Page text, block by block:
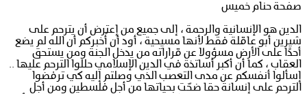
صفحة حنام خميس
الدين هو الإنسانية والرحمة ، إلى جميع من إعترض أن يترحم على
شيرين أبو عاقلة فقط لأنها مسيحية ، أود أن أُخبركم أن الله لم يضع
أحدًا على الأرض مسؤولا عن قراراته من يدخل الجنة ومن يستحق
العقاب ، كما أن أكبر أساتذة في الدين الإسلامي حللوا الترحم عليها ..
إسألوا أنفسكم عن مدى التعصب الذي وصلتم إليه كي ترفضوا
الترحم على إنسانة حقا ضحّت بحياتها من أجل فلسطين ومن أجل